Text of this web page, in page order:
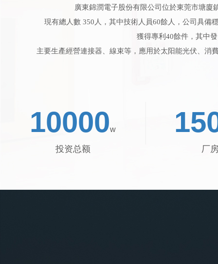
厂
廣東錦潤電子股份有限公司位於東莞市塘廈
現有總人數 350人，其中技術人員60餘 人，公司 具備
獲得專利40餘件，其中
主要生產經營連接器、線束等，應用於太阳能光伏、消
10000w
投资总额